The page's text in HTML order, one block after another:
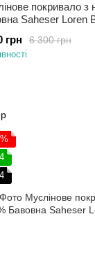
покривало з
Saheser Loren
6 300 грн
грн
4
4